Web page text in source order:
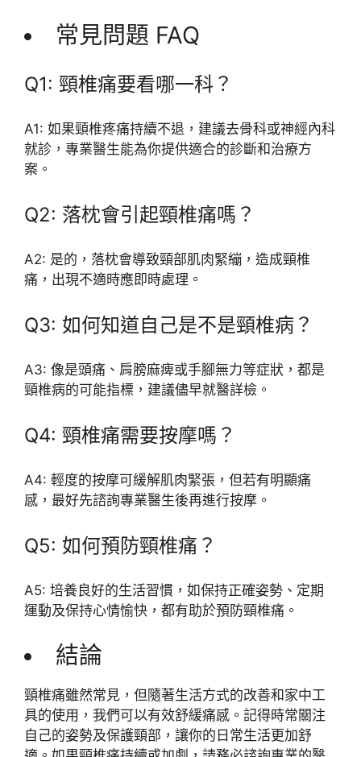
常見問題 FAQ
Q1: 頸椎痛要看哪一科？
A1: 如果頸椎疼痛持續不退，建議去骨科或神經內科
就診，專業醫生能為你提供適合的診斷和治療方
案。
Q2: 落枕會引起頸椎痛嗎？
A2: 是的，落枕會導致頸部肌肉緊繃，造成頸椎
痛，出現不適時應即時處理。
Q3: 如何知道自己是不是頸椎病？
A3: 像是頭痛、肩膀麻痺或手腳無力等症狀，都是
頸椎病的可能指標，建議儘早就醫詳檢。
Q4: 頸椎痛需要按摩嗎？
A4: 輕度的按摩可緩解肌肉緊張，但若有明顯痛
感，最好先諮詢專業醫生後再進行按摩。
Q5: 如何預防頸椎痛？
A5: 培養良好的生活習慣，如保持正確姿勢、定期
運動及保持心情愉快，都有助於預防頸椎痛。
結論
頸椎痛雖然常見，但隨著生活方式的改善和家中工
具的使用，我們可以有效舒緩痛感。記得時常關注
自己的姿勢及保護頸部，讓你的日常生活更加舒